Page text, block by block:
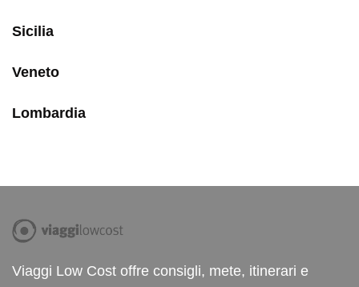
Sicilia
Veneto
Lombardia
Viaggi Low Cost offre consigli, mete, itinerari e